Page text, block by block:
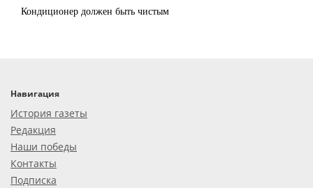
Кондиционер должен быть чистым
Навигация
История газеты
Редакция
Наши победы
Контакты
Подписка